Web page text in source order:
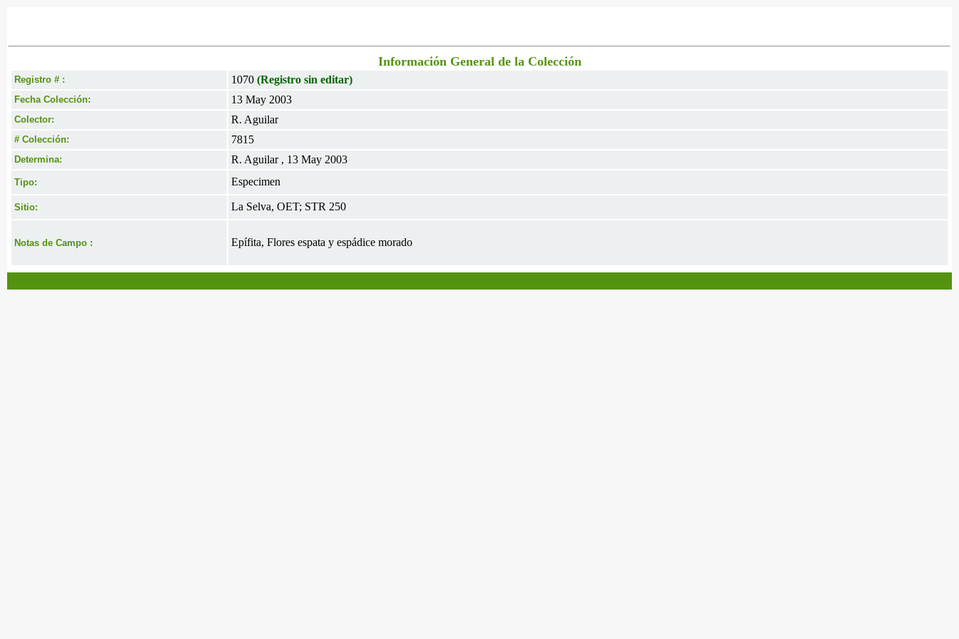
Información General de la Colección
Registro # : 1070 (Registro sin editar)
Fecha Colección: 13 May 2003
Colector: R. Aguilar
# Colección: 7815
Determina: R. Aguilar , 13 May 2003
Tipo: Especimen
Sitio: La Selva, OET; STR 250
Notas de Campo : Epífita, Flores espata y espádice morado